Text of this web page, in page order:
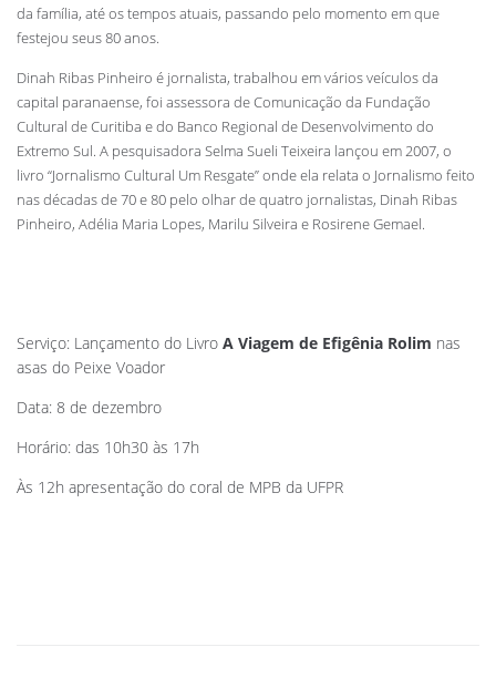
da família, até os tempos atuais, passando pelo momento em que
festejou seus 80 anos.
Dinah Ribas Pinheiro é jornalista, trabalhou em vários veículos da
capital paranaense, foi assessora de Comunicação da Fundação
Cultural de Curitiba e do Banco Regional de Desenvolvimento do
Extremo Sul. A pesquisadora Selma Sueli Teixeira lançou em 2007, o
livro “Jornalismo Cultural Um Resgate” onde ela relata o Jornalismo feito
nas décadas de 70 e 80 pelo olhar de quatro jornalistas, Dinah Ribas
Pinheiro, Adélia Maria Lopes, Marilu Silveira e Rosirene Gemael.
Serviço: Lançamento do Livro A Viagem de Efigênia Rolim nas
asas do Peixe Voador
Data: 8 de dezembro
Horário: das 10h30 às 17h
Às 12h apresentação do coral de MPB da UFPR